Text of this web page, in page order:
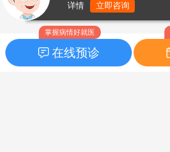
掌握病情好就医
在线预诊
详情
立即咨询